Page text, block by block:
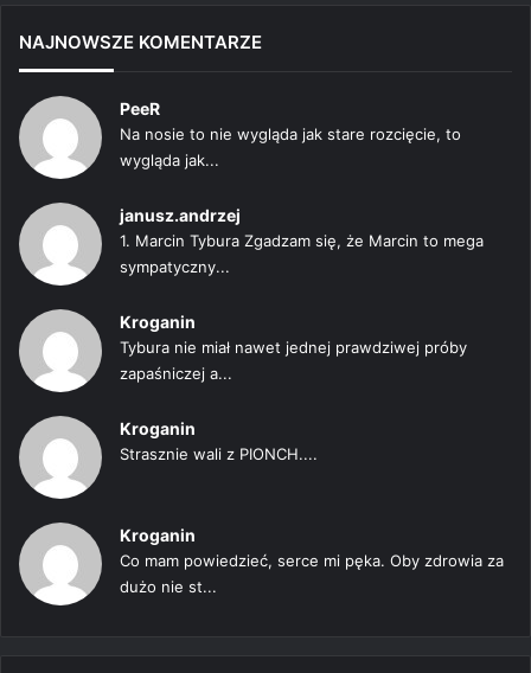
NAJNOWSZE KOMENTARZE
PeeR
Na nosie to nie wygląda jak stare rozcięcie, to
wygląda jak...
janusz.andrzej
1. Marcin Tybura Zgadzam się, że Marcin to mega
sympatyczny...
Kroganin
Tybura nie miał nawet jednej prawdziwej próby
zapaśniczej a...
Kroganin
Strasznie wali z PIONCH....
Kroganin
Co mam powiedzieć, serce mi pęka. Oby zdrowia za
dużo nie st...